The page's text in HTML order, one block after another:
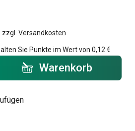
Versandkosten
Sie Punkte im Wert von 0,12 €
Menge Warenkorb